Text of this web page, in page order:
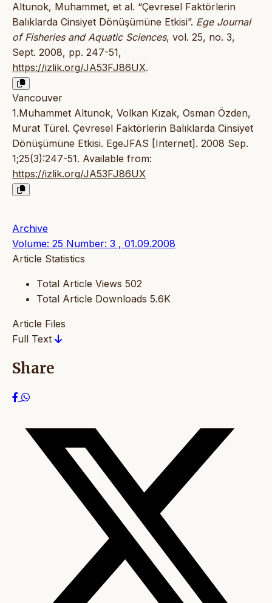
Altunok, Muhammet, et al. “Çevresel Faktörlerin
Balıklarda Cinsiyet Dönüşümüne Etkisi”. Ege Journal
of Fisheries and Aquatic Sciences, vol. 25, no. 3,
Sept. 2008, pp. 247-51,
https://izlik.org/JA53FJ86UX.
Vancouver
1.Muhammet Altunok, Volkan Kızak, Osman Özden,
Murat Türel. Çevresel Faktörlerin Balıklarda Cinsiyet
Dönüşümüne Etkisi. EgeJFAS [Internet]. 2008 Sep.
1;25(3):247-51. Available from:
https://izlik.org/JA53FJ86UX
Archive
Volume: 25 Number: 3 , 01.09.2008
Article Statistics
Total Article Views 502
Total Article Downloads 5.6K
Article Files
Full Text
Share